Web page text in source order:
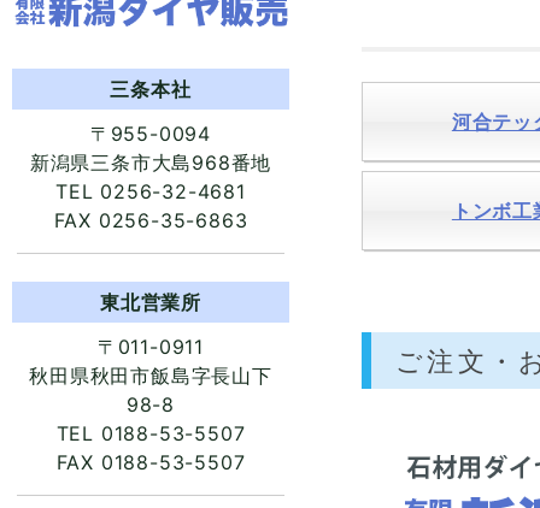
河合テッ
トンボ工
ご注文・
三条本社
〒955-0094
新潟県三条市大島968番地
TEL 0256-32-4681
FAX 0256-35-6863
東北営業所
〒011-0911
秋田県秋田市飯島字長山下
98-8
TEL 0188-53-5507
FAX 0188-53-5507